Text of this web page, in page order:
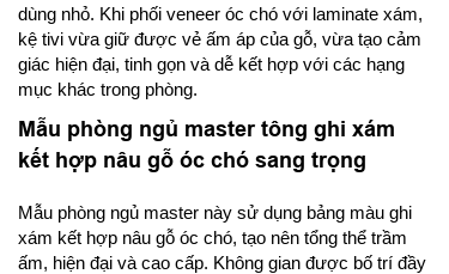
dùng nhỏ. Khi phối veneer óc chó với laminate xám,
kệ tivi vừa giữ được vẻ ấm áp của gỗ, vừa tạo cảm
giác hiện đại, tinh gọn và dễ kết hợp với các hạng
mục khác trong phòng.
Mẫu phòng ngủ master tông ghi xám
kết hợp nâu gỗ óc chó sang trọng
Mẫu phòng ngủ master này sử dụng bảng màu ghi
xám kết hợp nâu gỗ óc chó, tạo nên tổng thể trầm
ấm, hiện đại và cao cấp. Không gian được bố trí đầy